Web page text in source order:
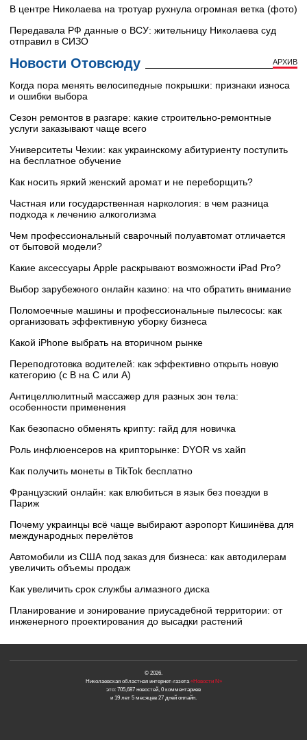
В центре Николаева на тротуар рухнула огромная ветка (фото)
Передавала РФ данные о ВСУ: жительницу Николаева суд
отправил в СИЗО
Новости Отовсюду АРХИВ
Когда пора менять велосипедные покрышки: признаки износа
и ошибки выбора
Сезон ремонтов в разгаре: какие строительно-ремонтные
услуги заказывают чаще всего
Университеты Чехии: как украинскому абитуриенту поступить
на бесплатное обучение
Как носить яркий женский аромат и не переборщить?
Частная или государственная наркология: в чем разница
подхода к лечению алкоголизма
Чем профессиональный сварочный полуавтомат отличается
от бытовой модели?
Какие аксессуары Apple раскрывают возможности iPad Pro?
Выбор зарубежного онлайн казино: на что обратить внимание
Поломоечные машины и профессиональные пылесосы: как
организовать эффективную уборку бизнеса
Какой iPhone выбрать на вторичном рынке
Переподготовка водителей: как эффективно открыть новую
категорию (с B на C или А)
Антицеллюлитный массажер для разных зон тела:
особенности применения
Как безопасно обменять крипту: гайд для новичка
Роль инфлюенсеров на крипторынке: DYOR vs хайп
Как получить монеты в TikTok бесплатно
Французский онлайн: как влюбиться в язык без поездки в
Париж
Почему украинцы всё чаще выбирают аэропорт Кишинёва для
международных перелётов
Автомобили из США под заказ для бизнеса: как автодилерам
увеличить объемы продаж
Как увеличить срок службы алмазного диска
Планирование и зонирование приусадебной территории: от
инженерного проектирования до высадки растений
© 2026.
Николаевская областная интернет-газета«Новости N»
это: 705,687 новостей, 0 комментариев
и 19 лет 5 месяцев 27 дней онлайн.